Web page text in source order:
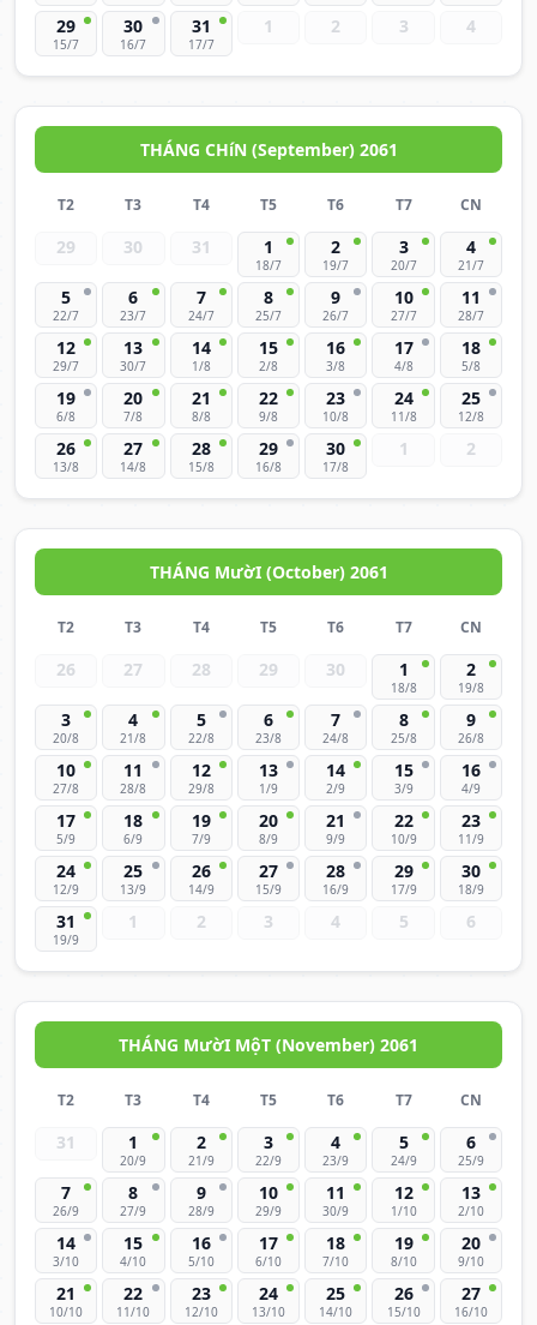
29
15/7
30
16/7
31
17/7
1 2 3 4
THÁNG CHíN (September) 2061
T2 T3 T4 T5 T6 T7 CN
29 30 31 1
18/7
2
19/7
3
20/7
4
21/7
5
22/7
6
23/7
7
24/7
8
25/7
9
26/7
10
27/7
11
28/7
12
29/7
13
30/7
14
1/8
15
2/8
16
3/8
17
4/8
18
5/8
19
6/8
20
7/8
21
8/8
22
9/8
23
10/8
24
11/8
25
12/8
26
13/8
27
14/8
28
15/8
29
16/8
30
17/8
1 2
THÁNG MườI (October) 2061
T2 T3 T4 T5 T6 T7 CN
26 27 28 29 30 1
18/8
2
19/8
3
20/8
4
21/8
5
22/8
6
23/8
7
24/8
8
25/8
9
26/8
10
27/8
11
28/8
12
29/8
13
1/9
14
2/9
15
3/9
16
4/9
17
5/9
18
6/9
19
7/9
20
8/9
21
9/9
22
10/9
23
11/9
24
12/9
25
13/9
26
14/9
27
15/9
28
16/9
29
17/9
30
18/9
31
19/9
1 2 3 4 5 6
THÁNG MườI MộT (November) 2061
T2 T3 T4 T5 T6 T7 CN
31 1
20/9
2
21/9
3
22/9
4
23/9
5
24/9
6
25/9
7
26/9
8
27/9
9
28/9
10
29/9
11
30/9
12
1/10
13
2/10
14
3/10
15
4/10
16
5/10
17
6/10
18
7/10
19
8/10
20
9/10
21
10/10
22
11/10
23
12/10
24
13/10
25
14/10
26
15/10
27
16/10